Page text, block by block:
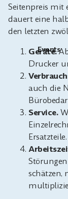
Events
Seitenpreis mit
dauert eine
den letzten
Geräte.
Drucker
auch die
Service.
Ersatzteile.
schätzen,